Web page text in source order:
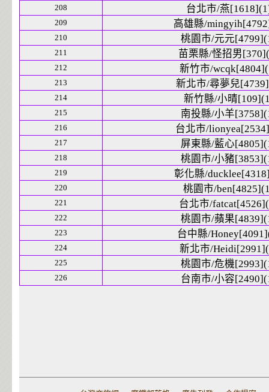
208 台北市/燕
209 高雄縣/
210 桃園市/元元
211 苗栗縣/怪招男
212 新竹市/
213 新北市/尋夢兒
214 新竹縣/小晴
215 南投縣/小羊
216 台北市/
217 屏東縣/藍心
218 桃園市/小豬
219 彰化縣/
220 桃園市/
221 台北市/
222 桃園市/蘋果
223 台中縣/
224 新北市/
225 桃園市/危機
226 台南市/小容